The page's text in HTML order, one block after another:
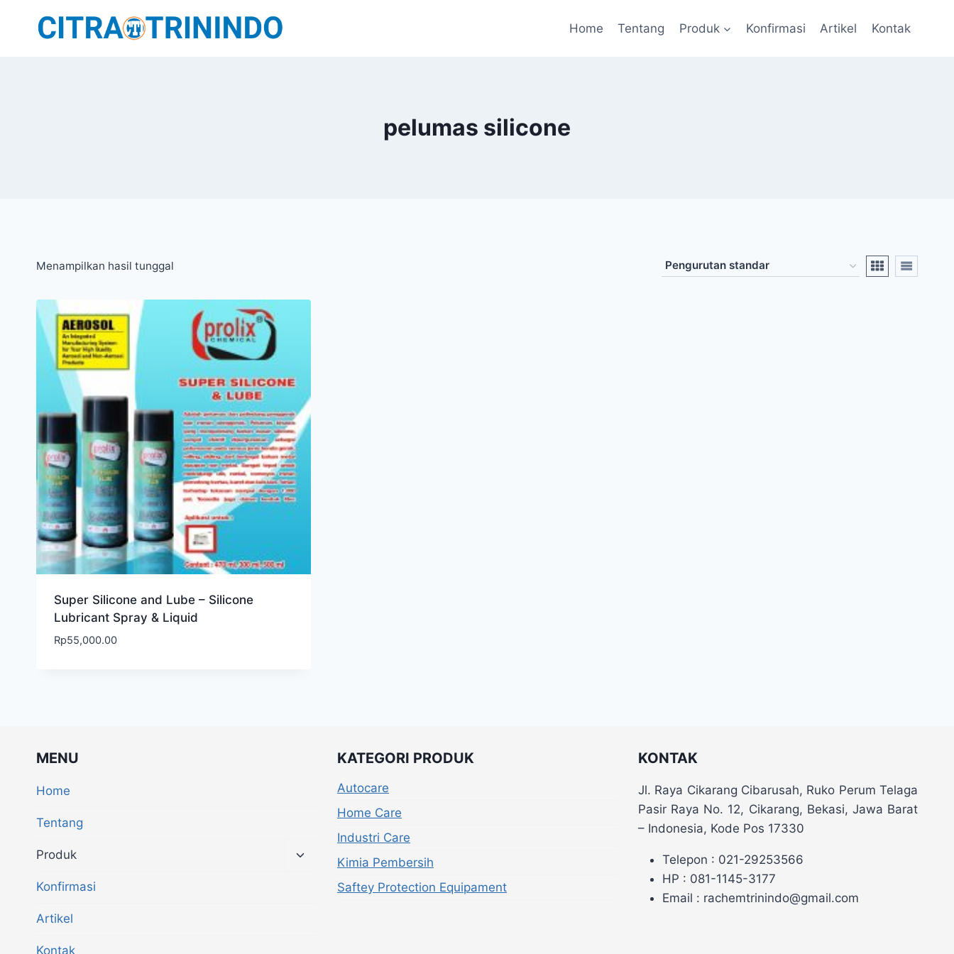
Home Tentang Produk Konfirmasi Artikel Kontak
pelumas silicone
Menampilkan hasil tunggal
Super Silicone and Lube – Silicone
Lubricant Spray & Liquid
Rp55,000.00
MENU
Home
Tentang
Produk
Konfirmasi
Artikel
Kontak
KATEGORI PRODUK
Autocare
Home Care
Industri Care
Kimia Pembersih
Saftey Protection Equipament
KONTAK
Jl. Raya Cikarang Cibarusah, Ruko Perum Telaga
Pasir Raya No. 12, Cikarang, Bekasi, Jawa Barat
– Indonesia, Kode Pos 17330
Telepon : 021-29253566
HP : 081-1145-3177
Email : rachemtrinindo@gmail.com